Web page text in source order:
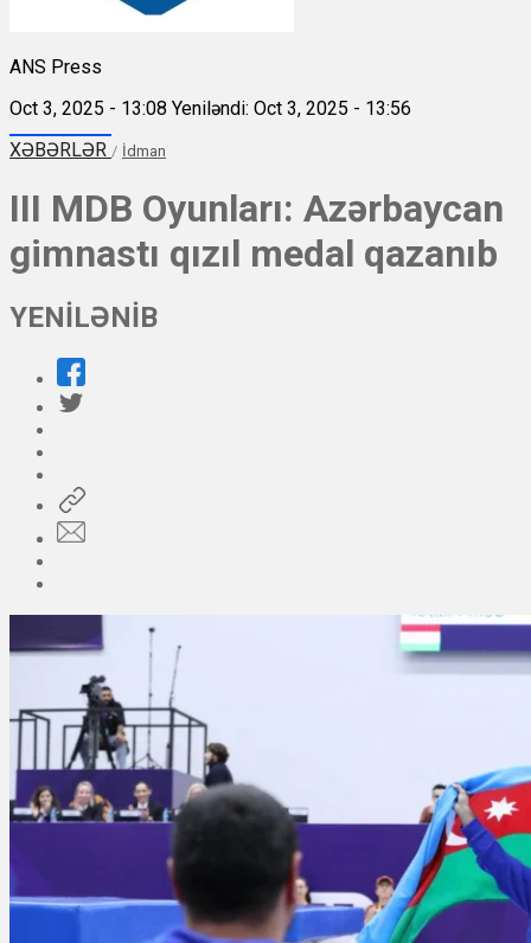
ANS Press
Oct 3, 2025 - 13:08 Yeniləndi: Oct 3, 2025 - 13:56
XƏBƏRLƏR / İdman
III MDB Oyunları: Azərbaycan
gimnastı qızıl medal qazanıb
YENİLƏNİB